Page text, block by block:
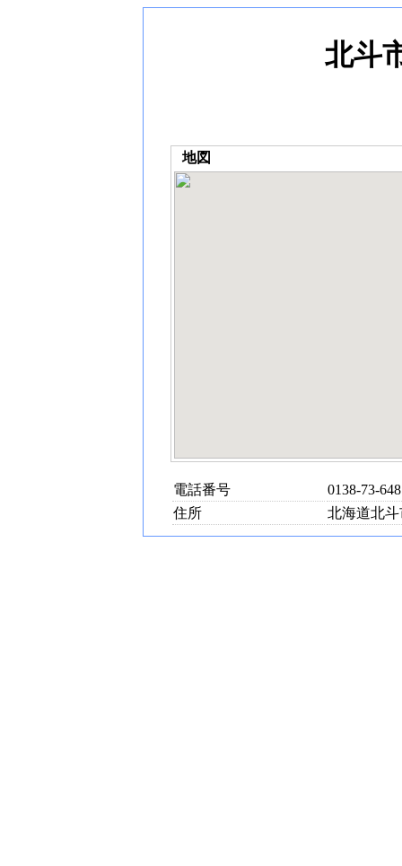
北斗
地図
電話番号
0138-73-
住所
北海道北斗